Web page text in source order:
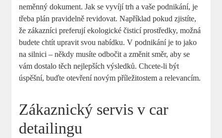
neměnný dokument. Jak se vyvíjí⁢ trh a ⁤vaše podnikání,‍ je
třeba plán pravidelně revidovat. Například pokud zjistíte,
že⁢ zákazníci preferují ekologické čisticí prostředky, možná‍
budete chtít upravit svou​ nabídku.‍ V podnikání je to jako
na silnici – ⁤někdy musíte odbočit a změnit směr, aby se
vám dostalo⁣ těch​ nejlepších výsledků. Chcete-li být
úspěšní, buďte otevření novým příležitostem a⁢ relevancím.
Zákaznický servis v car
detailingu